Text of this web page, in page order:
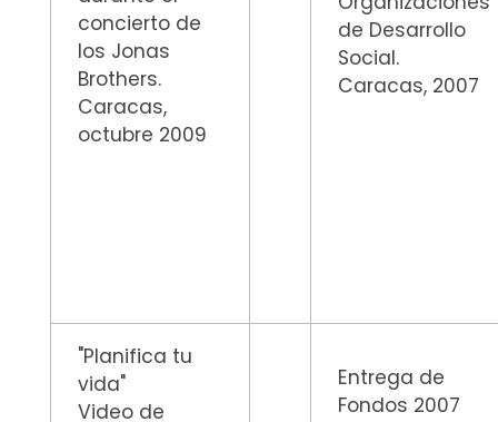
concierto de
los Jonas
Brothers.
Caracas,
octubre 2009
de Desarrollo
Social.
Caracas, 2007
"Planifica tu
vida"
Video de
Entrega de
Fondos 2007